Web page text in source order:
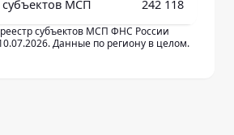
субъектов МСП 242 118
субъектов МСП ФНС России
Данные по региону в целом.